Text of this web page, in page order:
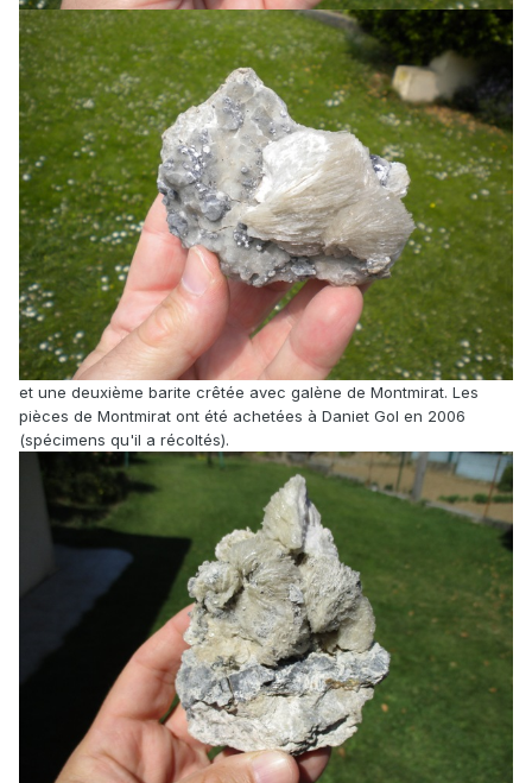
et une deuxième barite crêtée avec galène de Montmirat. Les
pièces de Montmirat ont été achetées à Daniet Gol en 2006
(spécimens qu'il a récoltés).